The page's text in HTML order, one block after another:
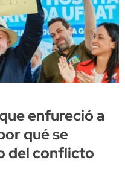
enfureció a
qué se
del conflicto